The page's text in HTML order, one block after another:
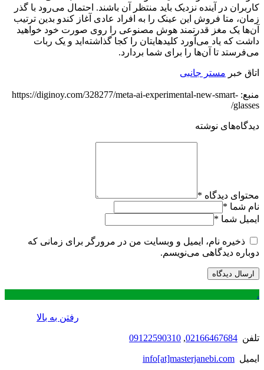
کاربران در آینده نزدیک باید منتظر آن باشند. احتمال می‌رود با گذر
زمان، متا فروش این عینک را به افراد عادی آغاز کندو بدین ترتیب
آن‌ها یک مغز قدرتمند هوش مصنوعی را روی صورت خود خواهید
داشت که یاد می‌آورد کلیدهایتان را کجا گذاشته‌اید و یک ربات
می‌فرستد تا آن‌ها را برای شما بردارد.
اتاق خبر مستر جانبی
منبع: https://diginoy.com/328277/meta-ai-experimental-new-smart-
glasses/
دیدگاه‌های نوشته
محتوای دیدگاه *
نام شما *
ایمیل شما *
ذخیره نام، ایمیل و وبسایت من در مرورگر برای زمانی که
دوباره دیدگاهی می‌نویسم.
.
رفتن به بالا
تلفن 02166467684
,
09122590310
ایمیل info[at]masterjanebi.com